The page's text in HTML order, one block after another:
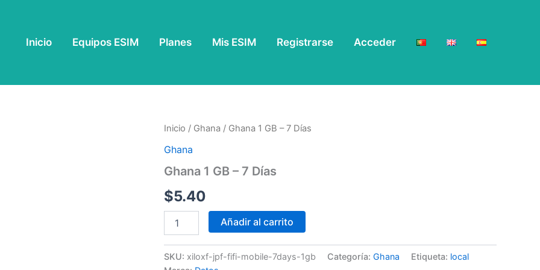
Inicio Equipos ESIM Planes Mis ESIM Registrarse Acceder
Inicio / Ghana / Ghana 1 GB – 7 Días
Ghana
Ghana 1 GB – 7 Días
$5.40
Ghana
GB
7
cantidad
Añadir al carrito
SKU: xiloxf-jpf-fifi-mobile-7days-1gb Categoría: Ghana Etiqueta: local